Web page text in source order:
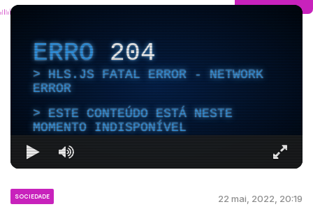
ERRO204
HLS.JS FATAL ERROR - NETWORK
ERROR
ESTE CONTEÚDO ESTÁ NESTE
MOMENTO INDISPONÍVEL
SOCIEDADE 22 mai, 2022, 20:19